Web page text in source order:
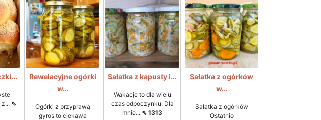
z... ⇖
Rewelacyjne ogórki
w...
Ogórki z przyprawą
gyros to ciekawa
Sałatka z kapusty i...
Wakacje to dla wielu
czas odpoczynku. Dla
mnie... ⇖ 1313
Sałatka z ogórków
w...
Sałatka z ogórków
Ostatnio